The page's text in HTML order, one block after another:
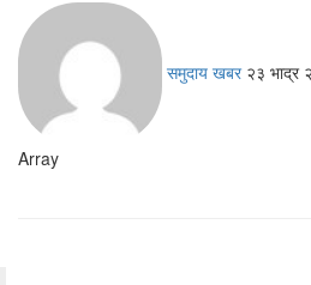
समुदाय खबर २३ भाद्र
Array